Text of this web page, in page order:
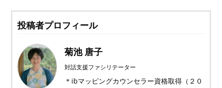
投稿者プロフィール
菊池 唐子
対話支援ファシリテーター
＊ibマッピングカウンセラー資格取得（２０